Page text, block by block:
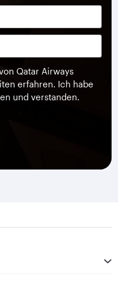
Qatar Airways
erfahren. Ich habe
und verstanden.